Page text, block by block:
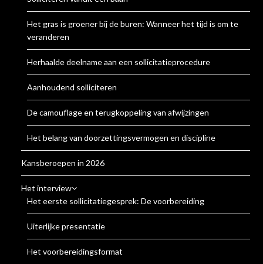
Het gras is groener bij de buren: Wanneer het tijd is om te
veranderen
Herhaalde deelname aan een sollicitatieprocedure
Aanhoudend solliciteren
De camouflage en terugkoppeling van afwijzingen
Het belang van doorzettingsvermogen en discipline
Kansberoepen in 2026
Het interview
Het eerste sollicitatiegesprek: De voorbereiding
Uiterlijke presentatie
Het voorbereidingsformat